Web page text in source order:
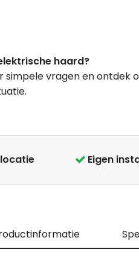
haard?
simpele vragen en ontdek
Eigen